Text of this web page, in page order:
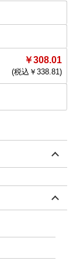
￥308.01
(税込￥ 338.81)